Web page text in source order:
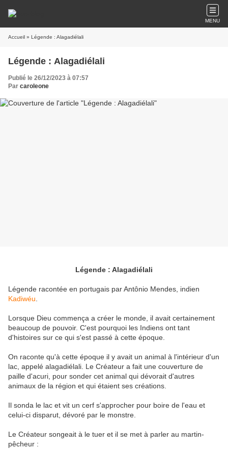
MENU
Accueil » Légende : Alagadiélali
Légende : Alagadiélali
Publié le 26/12/2023 à 07:57
Par caroleone
Légende : Alagadiélali
Légende racontée en portugais par Antônio Mendes, indien
Kadiwéu
Lorsque Dieu commença a créer le monde, il avait certainement
beaucoup de pouvoir. C'est pourquoi les Indiens ont tant
d'histoires sur ce qui s'est passé à cette époque.
On raconte qu'à cette époque il y avait un animal à l'intérieur d'un
lac, appelé alagadiélali. Le Créateur a fait une couverture de
paille d'acuri, pour sonder cet animal qui dévorait d'autres
animaux de la région et qui étaient ses créations.
Il sonda le lac et vit un cerf s'approcher pour boire de l'eau et
celui-ci disparut, dévoré par le monstre.
Le Créateur songeait à le tuer et il se met à parler au martin-
pêcheur :